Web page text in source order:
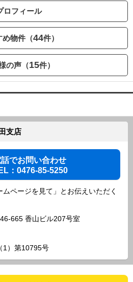
ロフィール
め物件（44件）
の声（15件）
支店
話でお問い合わせ
：0476-85-5250
ページを見て」とお伝えいただく
665 香山ビル207号室
1）第10795号